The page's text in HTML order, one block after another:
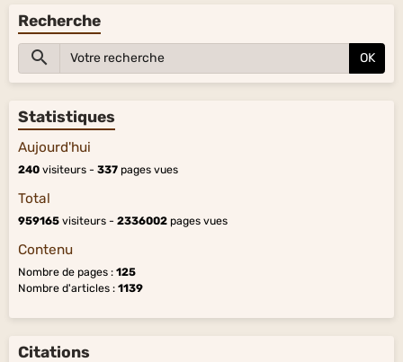
Recherche
OK
Statistiques
Aujourd'hui
240 visiteurs - 337 pages vues
Total
959165 visiteurs - 2336002 pages vues
Contenu
Nombre de pages : 125
Nombre d'articles : 1139
Citations